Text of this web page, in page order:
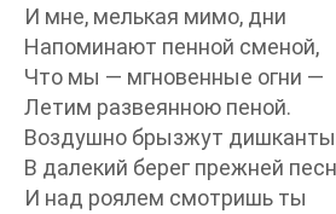
И мне, мелькая мимо, дни
Напоминают пенной сменой,
Что мы — мгновенные огни —
Летим развеянною пеной.
Воздушно брызжут дишканты
В далекий берег прежней
И над роялем смотришь ты